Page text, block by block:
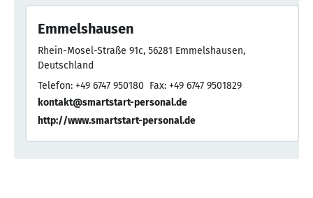
Emmelshausen
Rhein-Mosel-Straße 91c, 56281 Emmelshausen,
Deutschland
Telefon: +49 6747 950180 Fax: +49 6747 9501829
kontakt@smartstart-personal.de
http://www.smartstart-personal.de